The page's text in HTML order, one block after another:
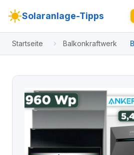
Solaranlage-Tipps
Startseite Balkonkraftwerk